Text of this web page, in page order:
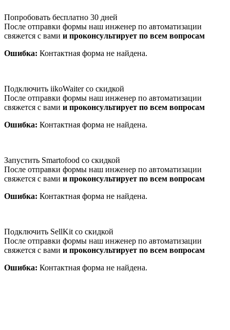
Попробовать бесплатно 30 дней
После отправки формы наш инженер по автоматизации
свяжется с вами и проконсультирует по всем вопросам
Ошибка: Контактная форма не найдена.
Подключить iikoWaiter со скидкой
После отправки формы наш инженер по автоматизации
свяжется с вами и проконсультирует по всем вопросам
Ошибка: Контактная форма не найдена.
Запустить Smartofood со скидкой
После отправки формы наш инженер по автоматизации
свяжется с вами и проконсультирует по всем вопросам
Ошибка: Контактная форма не найдена.
Подключить SellKit со скидкой
После отправки формы наш инженер по автоматизации
свяжется с вами и проконсультирует по всем вопросам
Ошибка: Контактная форма не найдена.